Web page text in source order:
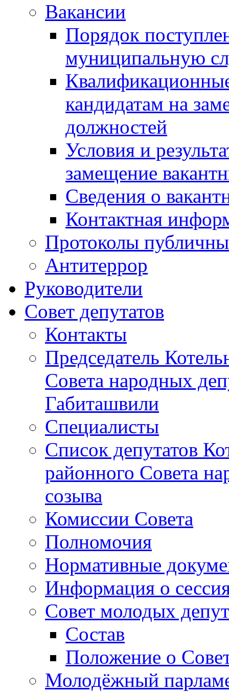
Вакансии
Порядок
муниципальную
кандидатам на
должностей
Условия и
замещение
Сведения о
Контактная
Протоколы
Антитеррор
Руководители
Совет депутатов
Контакты
Председатель
Совета народных
Габиташвили
Специалисты
Список депутатов
районного Совета
созыва
Комиссии Совета
Полномочия
Нормативные
Информация о
Совет молодых
Состав
Положение о
Молодёжный